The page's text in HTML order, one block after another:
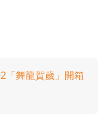
「舞龍賀歲」開箱